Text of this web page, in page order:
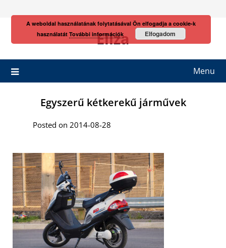
Eliza
Menu
Egyszerű kétkerekű járművek
Posted on 2014-08-28
A weboldal használatának folytatásával Ön elfogadja a cookie-k
használatát További információk Elfogadom